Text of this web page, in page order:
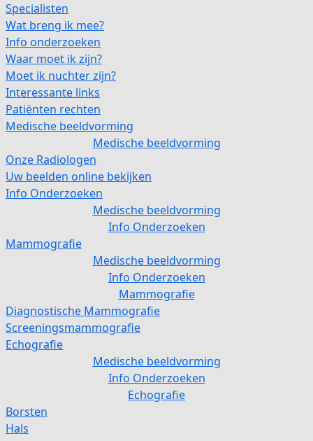
Specialisten
Wat breng ik mee?
Info onderzoeken
Waar moet ik zijn?
Moet ik nuchter zijn?
Interessante links
Patiënten rechten
Medische beeldvorming
Medische beeldvorming
Onze Radiologen
Uw beelden online bekijken
Info Onderzoeken
Medische beeldvorming
Info Onderzoeken
Mammografie
Medische beeldvorming
Info Onderzoeken
Mammografie
Diagnostische Mammografie
Screeningsmammografie
Echografie
Medische beeldvorming
Info Onderzoeken
Echografie
Borsten
Hals